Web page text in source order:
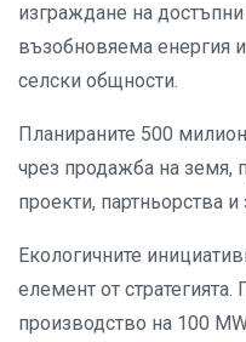
изграждане на
възобновяема енергия
селски общности.
Планираните 500
чрез продажба на земя,
проекти, партньорства и
Екологичните
елемент от
производство на 100